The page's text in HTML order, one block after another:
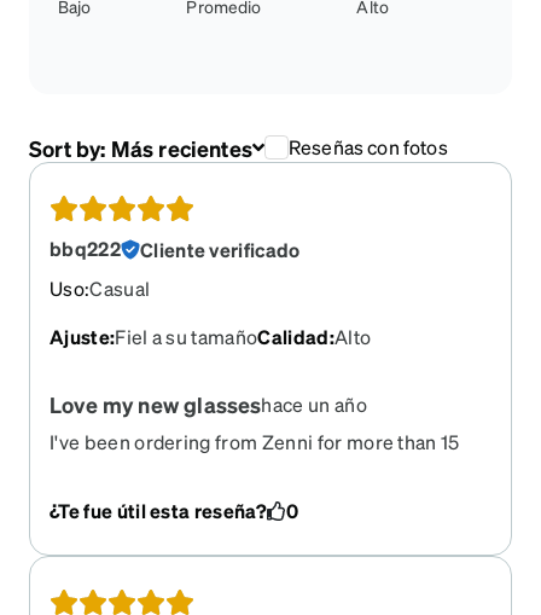
Bajo Promedio Alto
Sort by: Más recientes Reseñas con fotos
bbq222
Cliente verificado
Uso:Casual
Ajuste:Fiel a su tamañoCalidad:Alto
Love my new glasseshace un año
I've been ordering from Zenni for more than 15
them out of the package, put them on and off I go.
so light and the colors are a nice accent too.
¿Te fue útil esta reseña? 0